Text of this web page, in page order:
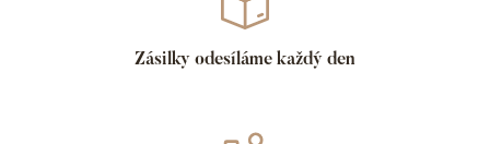
Zásilky odesíláme každý den